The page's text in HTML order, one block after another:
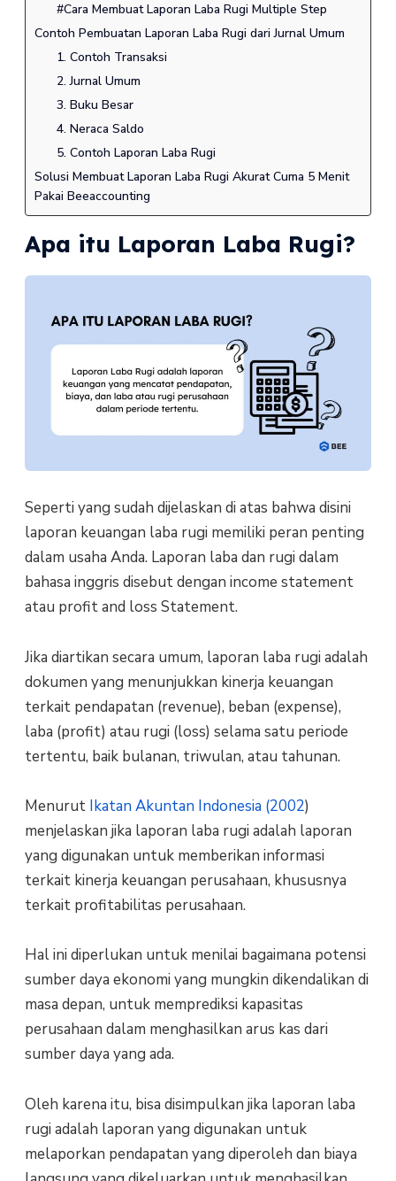
#Cara Membuat Laporan Laba Rugi Multiple Step
Contoh Pembuatan Laporan Laba Rugi dari Jurnal Umum
1. Contoh Transaksi
2. Jurnal Umum
3. Buku Besar
4. Neraca Saldo
5. Contoh Laporan Laba Rugi
Solusi Membuat Laporan Laba Rugi Akurat Cuma 5 Menit
Pakai Beeaccounting
Apa itu Laporan Laba Rugi?
Seperti yang sudah dijelaskan di atas bahwa disini
laporan keuangan laba rugi memiliki peran penting
dalam usaha Anda. Laporan laba dan rugi dalam
bahasa inggris disebut dengan income statement
atau profit and loss Statement.
Jika diartikan secara umum, laporan laba rugi adalah
dokumen yang menunjukkan kinerja keuangan
terkait pendapatan (revenue), beban (expense),
laba (profit) atau rugi (loss) selama satu periode
tertentu, baik bulanan, triwulan, atau tahunan.
Menurut Ikatan Akuntan Indonesia (2002)
menjelaskan jika laporan laba rugi adalah laporan
yang digunakan untuk memberikan informasi
terkait kinerja keuangan perusahaan, khususnya
terkait profitabilitas perusahaan.
Hal ini diperlukan untuk menilai bagaimana potensi
sumber daya ekonomi yang mungkin dikendalikan di
masa depan, untuk memprediksi kapasitas
perusahaan dalam menghasilkan arus kas dari
sumber daya yang ada.
Oleh karena itu, bisa disimpulkan jika laporan laba
rugi adalah laporan yang digunakan untuk
melaporkan pendapatan yang diperoleh dan biaya